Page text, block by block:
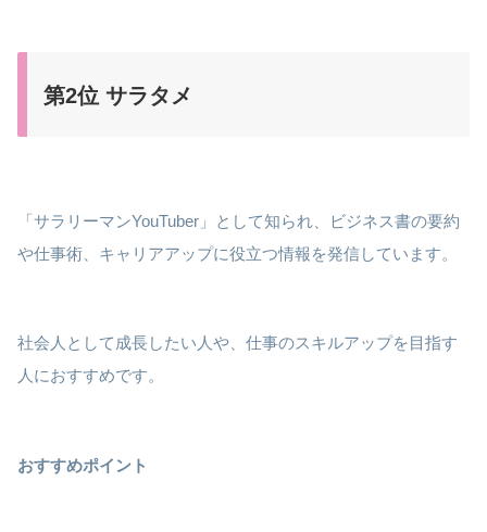
第2位 サラタメ
「サラリーマンYouTuber」として知られ、ビジネス書の要約
や仕事術、キャリアアップに役立つ情報を発信しています。
社会人として成長したい人や、仕事のスキルアップを目指す
人におすすめです。
おすすめポイント